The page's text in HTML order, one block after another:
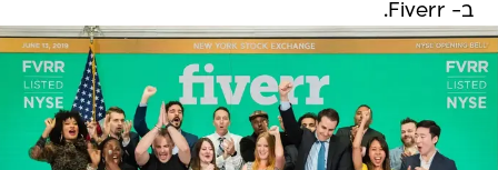
ב- Fiverr.